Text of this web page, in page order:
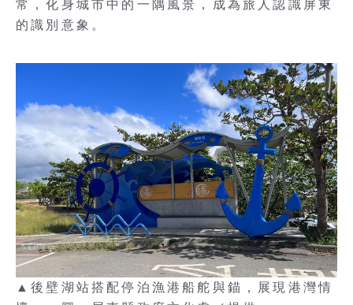
常，化身城市中的一隅風景，成為旅人認識屏東
的識別意象。
▲後壁湖站搭配停泊漁港船舵與錨，展現港灣情